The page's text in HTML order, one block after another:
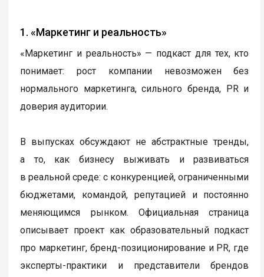
1. «Маркетинг и реальность»
«Маркетинг и реальность» — подкаст для тех, кто
понимает: рост компании невозможен без
нормального маркетинга, сильного бренда, PR и
доверия аудитории.
В выпусках обсуждают не абстрактные тренды,
а то, как бизнесу выживать и развиваться
в реальной среде: с конкуренцией, ограниченными
бюджетами, командой, репутацией и постоянно
меняющимся рынком. Официальная страница
описывает проект как образовательный подкаст
про маркетинг, бренд-позиционирование и PR, где
эксперты-практики и представители брендов